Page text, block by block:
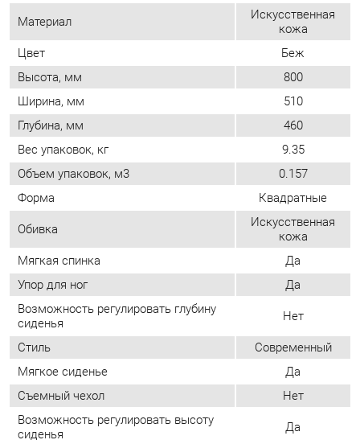
Глубина, мм
460
Вес упаковок, кг
9.35
Объем упаковок, м3
0.157
Форма
Квадратные
Обивка Искусственная
кожа
Мягкая спинка
Да
Упор для ног
Да
Возможность регулировать глубину
сиденья
Стиль
Современный
Да
Съемный чехол
Нет
Возможность регулировать высоту
сиденья
Да
Максимальная высота, мм
ОТЗЫВЫ
Пока нет отзывов, поделитесь первым своим мнением.
ДОБАВИТЬ ОТЗЫВ